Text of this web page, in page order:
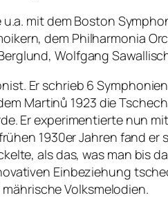
mit dem Boston
dem Philharmonia
Wolfgang
Er schrieb 6
Martinů 1923 die
Er experimentierte nun
1930er Jahren fand
als das, was man bis
Einbeziehung
Volksmelodien.